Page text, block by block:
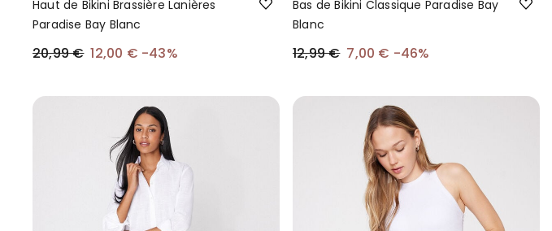
Haut de Bikini Brassière Lanières
Paradise Bay Blanc
20,99 € 12,00 € -43%
Bas de Bikini Classique Paradise Bay
Blanc
12,99 € 7,00 € -46%